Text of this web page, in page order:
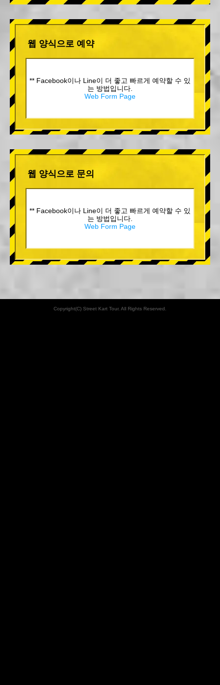
웹 양식으로 예약
** Facebook이나 Line이 더 좋고 빠르게 예약할 수 있
는 방법입니다.
Web Form Page
웹 양식으로 문의
** Facebook이나 Line이 더 좋고 빠르게 예약할 수 있
는 방법입니다.
Web Form Page
Copyright(C) Street Kart Tour. All Rights Reserved.